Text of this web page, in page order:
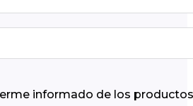
informado de los